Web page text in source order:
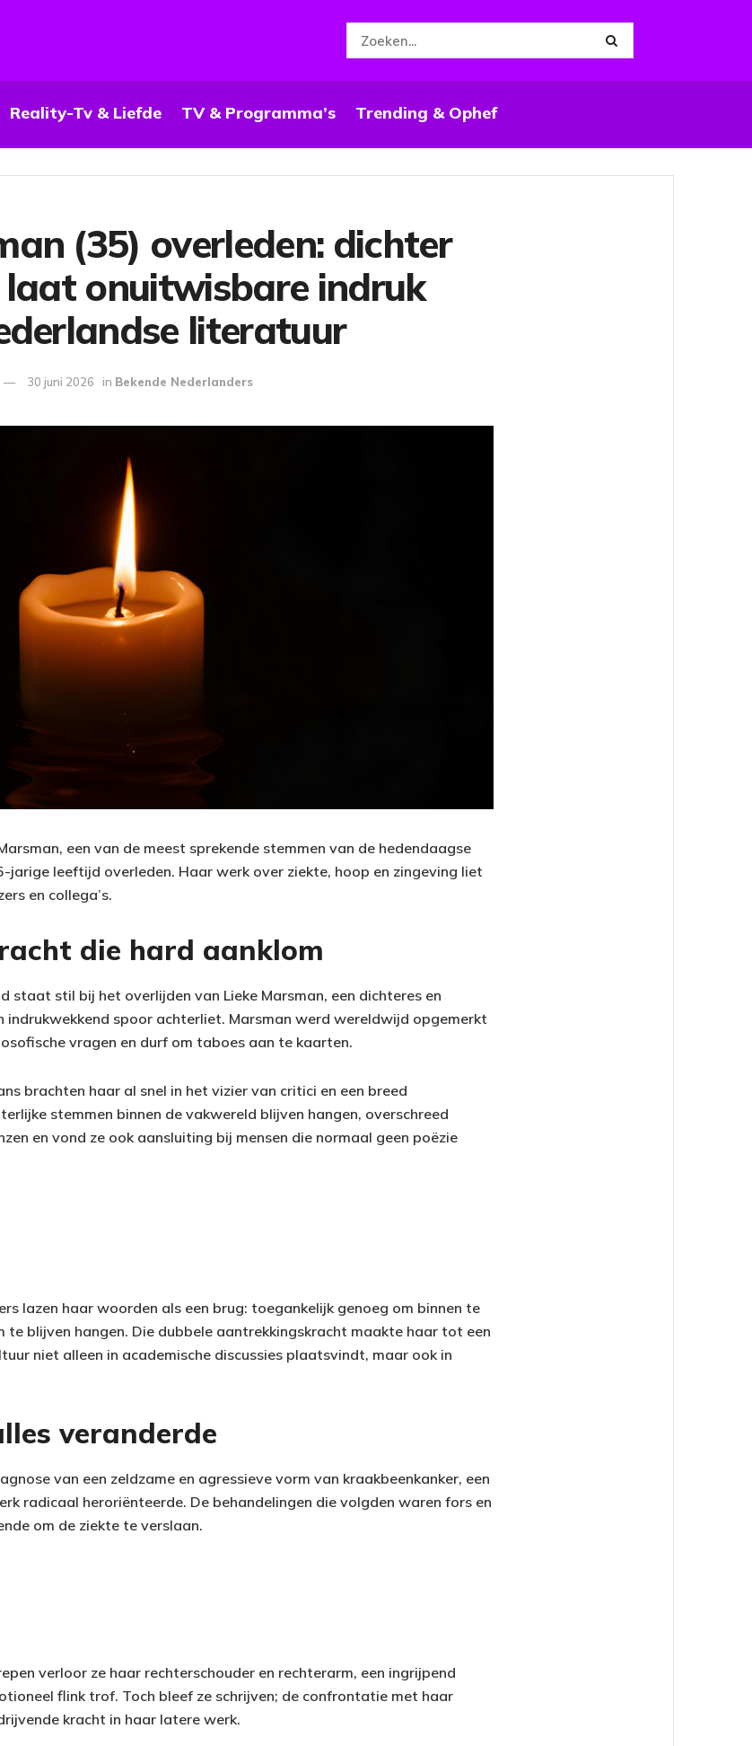
Reality-Tv & Liefde TV & Programma’s Trending & Ophef
(35) overleden: dichter
laat onuitwisbare indruk
literatuur
30 juni 2026 in Bekende Nederlanders
een van de meest sprekende stemmen van de hedendaagse
jarige leeftijd overleden. Haar werk over ziekte, hoop en zingeving liet
en collega’s.
die hard aanklom
staat stil bij het overlijden van Lieke Marsman, een dichteres en
indrukwekkend spoor achterliet. Marsman werd wereldwijd opgemerkt
vragen en durf om taboes aan te kaarten.
brachten haar al snel in het vizier van critici en een breed
stemmen binnen de vakwereld blijven hangen, overschreed
en vond ze ook aansluiting bij mensen die normaal geen poëzie
lazen haar woorden als een brug: toegankelijk genoeg om binnen te
te blijven hangen. Die dubbele aantrekkingskracht maakte haar tot een
niet alleen in academische discussies plaatsvindt, maar ook in
veranderde
van een zeldzame en agressieve vorm van kraakbeenkanker, een
radicaal heroriënteerde. De behandelingen die volgden waren fors en
om de ziekte te verslaan.
verloor ze haar rechterschouder en rechterarm, een ingrijpend
flink trof. Toch bleef ze schrijven; de confrontatie met haar
kracht in haar latere werk.